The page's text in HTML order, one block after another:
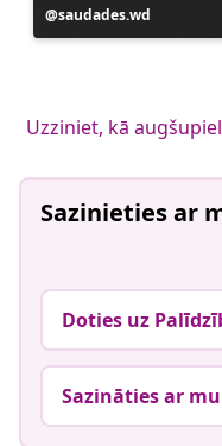
Ierakstu
publicējis
saudades.wd
Uzziniet, kā
Sazinieties ar
Doties uz
Sazināties ar